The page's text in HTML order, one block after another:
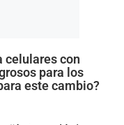
celulares con
para los
este cambio?